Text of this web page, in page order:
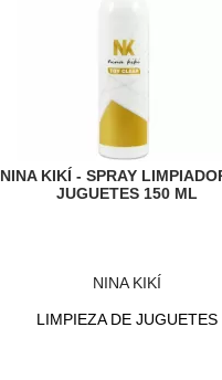
NINA KIKÍ - SPRAY
JUGUETES 150 ML
NINA KIKÍ
LIMPIEZA DE JUGUETES